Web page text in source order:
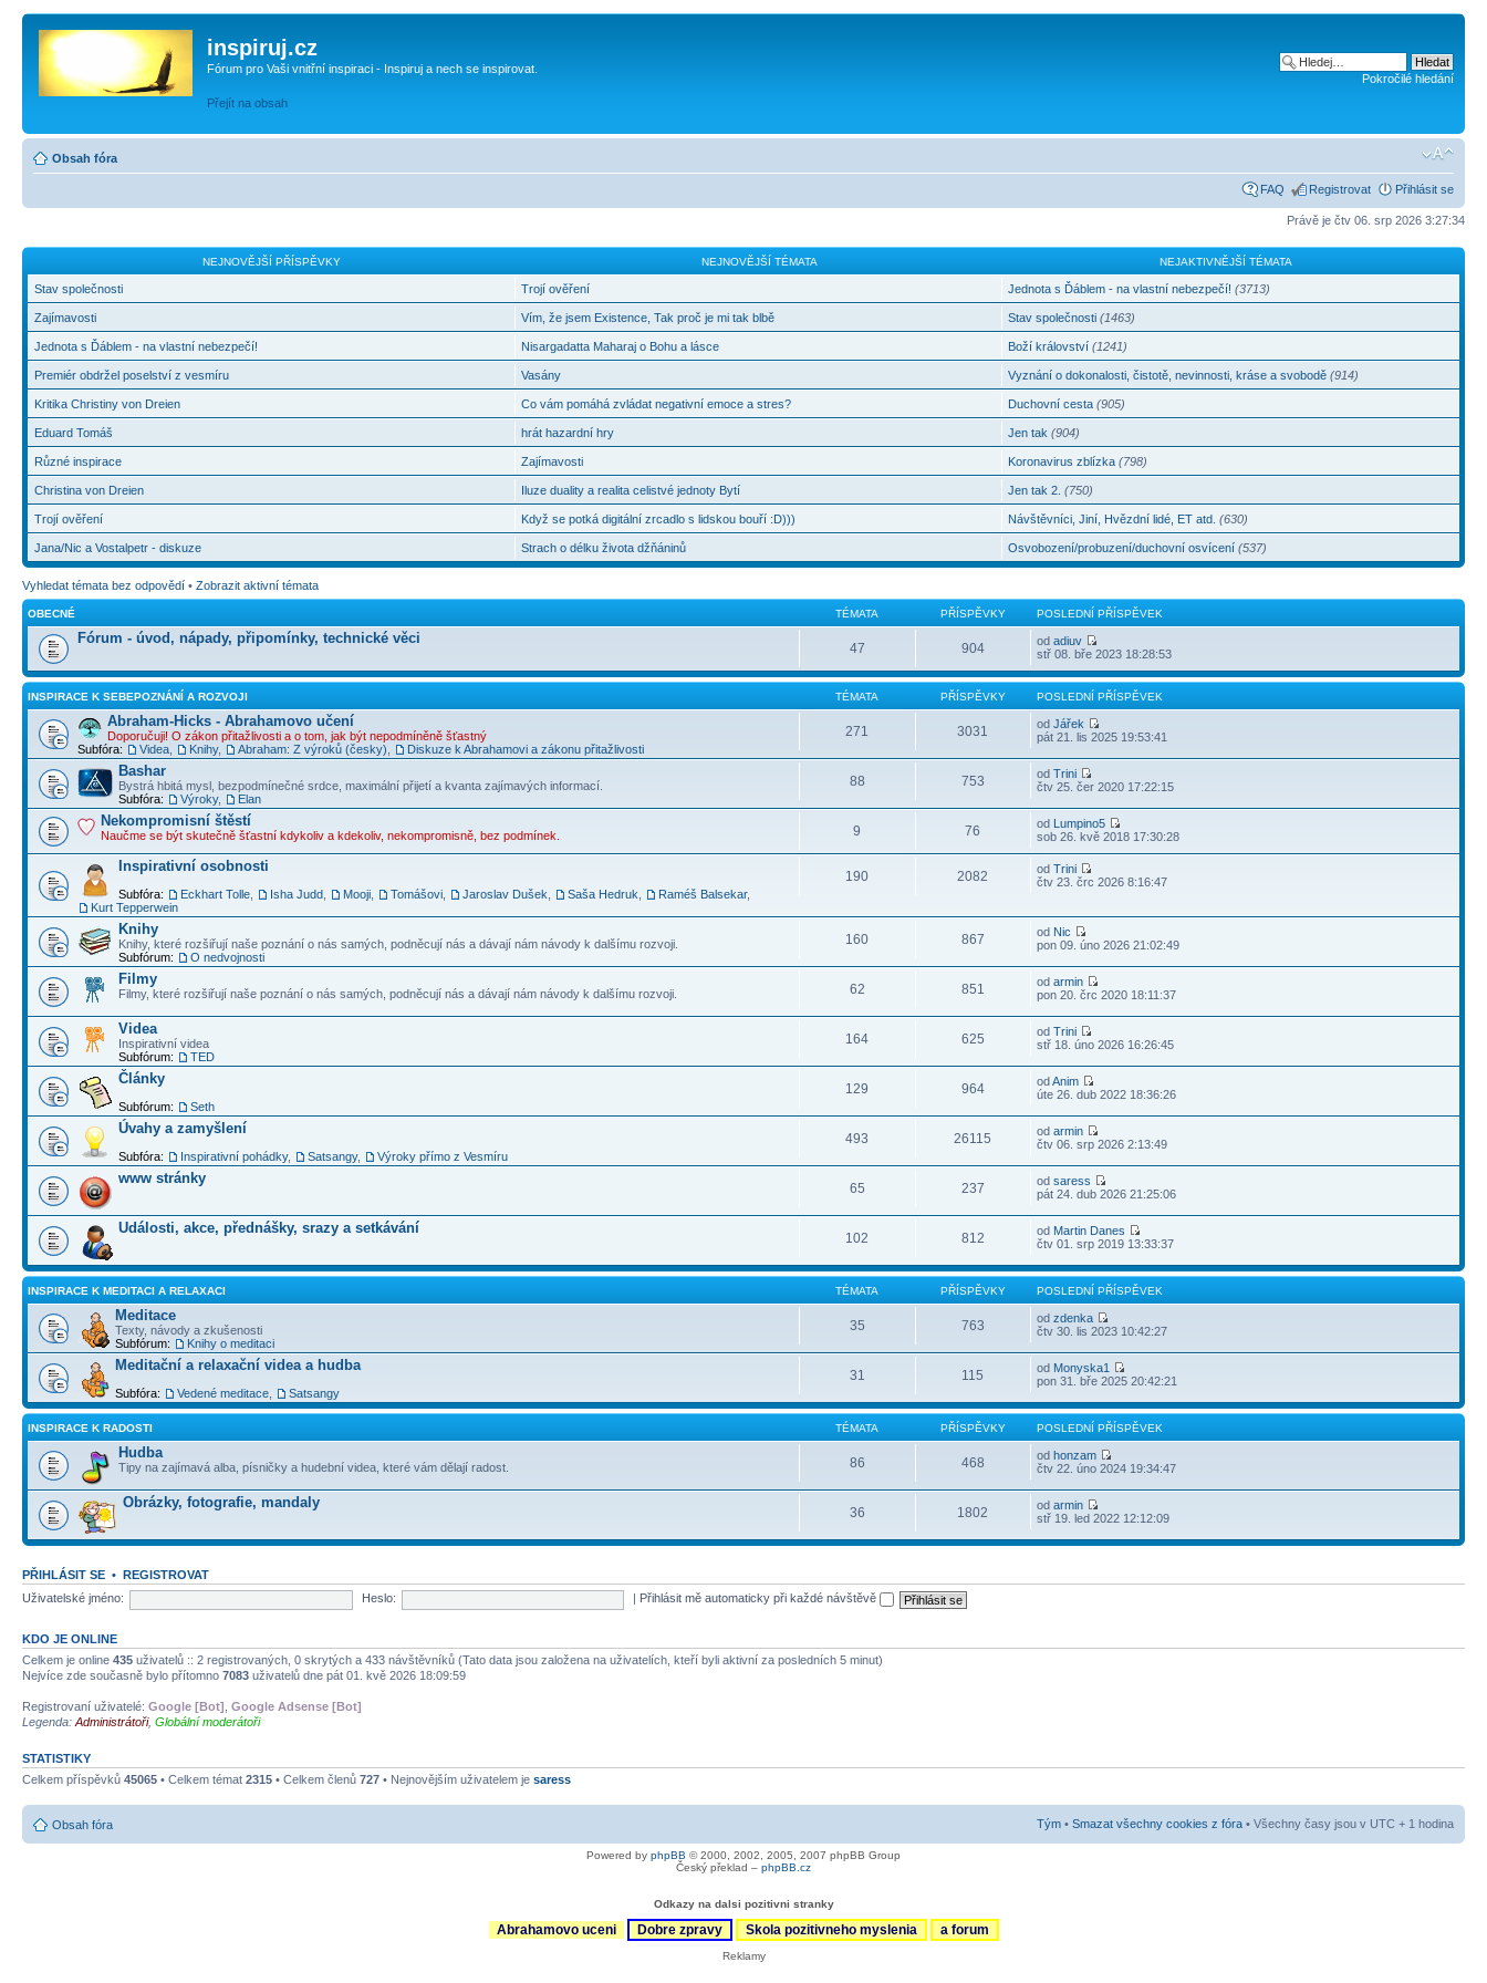
inspiruj.cz
Fórum pro Vaši vnitřní inspiraci - Inspiruj a nech se inspirovat.
Přejít na obsah
Pokročilé hledání
Obsah fóra
FAQ Registrovat Přihlásit se
Právě je čtv 06. srp 2026 3:27:34
NEJNOVĚJŠÍ PŘÍSPĚVKY NEJNOVĚJŠÍ TÉMATA NEJAKTIVNĚJŠÍ TÉMATA
Stav společnosti
Zajímavosti
Jednota s Ďáblem - na vlastní nebezpečí!
Premiér obdržel poselství z vesmíru
Kritika Christiny von Dreien
Eduard Tomáš
Různé inspirace
Christina von Dreien
Trojí ověření
Jana/Nic a Vostalpetr - diskuze
Trojí ověření
Vím, že jsem Existence, Tak proč je mi tak blbě
Nisargadatta Maharaj o Bohu a lásce
Vasány
Co vám pomáhá zvládat negativní emoce a stres?
hrát hazardní hry
Zajímavosti
Iluze duality a realita celistvé jednoty Bytí
Když se potká digitální zrcadlo s lidskou bouří :D)))
Strach o délku života džňáninů
Jednota s Ďáblem - na vlastní nebezpečí! (3713)
Stav společnosti (1463)
Boží království (1241)
Vyznání o dokonalosti, čistotě, nevinnosti, kráse a svobodě (914)
Duchovní cesta (905)
Jen tak (904)
Koronavirus zblízka (798)
Jen tak 2. (750)
Návštěvníci, Jiní, Hvězdní lidé, ET atd. (630)
Osvobození/probuzení/duchovní osvícení (537)
Vyhledat témata bez odpovědí • Zobrazit aktivní témata
OBECNÉ TÉMATA PŘÍSPĚVKY POSLEDNÍ PŘÍSPĚVEK
Fórum - úvod, nápady, připomínky, technické věci
47 904 odadiuv
stř 08. bře 2023 18:28:53
INSPIRACE K SEBEPOZNÁNÍ A ROZVOJI TÉMATA PŘÍSPĚVKY POSLEDNÍ PŘÍSPĚVEK
Abraham-Hicks - Abrahamovo učení
Doporučuji! O zákon přitažlivosti a o tom, jak být nepodmíněně šťastný
Subfóra:
Videa Knihy, Abraham: Z výroků (česky) Diskuze k Abrahamovi a zákonu přitažlivosti
271 3031 odJářek
pát 21. lis 2025 19:53:41
Bashar
Bystrá hbitá mysl, bezpodmínečné srdce, maximální přijetí a kvanta zajímavých informací.
Subfóra:
Výroky, Elan
88 753 odTrini
čtv 25. čer 2020 17:22:15
Nekompromisní štěstí
Naučme se být skutečně šťastní kdykoliv a kdekoliv, nekompromisně, bez podmínek. 9 76 od Lumpino5
sob 26. kvě 2018 17:30:28
Inspirativní osobnosti
Subfóra: Eckhart Tolle Isha Judd Mooji Tomášovi Jaroslav Dušek Saša Hedruk Raméš Balsekar,
Kurt Tepperwein
190 2082 odTrini
čtv 23. črc 2026 8:16:47
Knihy
Knihy, které rozšiřují naše poznání o nás samých, podněcují nás a dávají nám návody k dalšímu rozvoji.
Subfórum:
O nedvojnosti
160 867 od Nic
pon 09. úno 2026 21:02:49
Filmy
Filmy, které rozšiřují naše poznání o nás samých, podněcují nás a dávají nám návody k dalšímu rozvoji. 62 851 odarmin
pon 20. črc 2020 18:11:37
Videa
Inspirativní videa
Subfórum:
TED
164 625 odTrini
stř 18. úno 2026 16:26:45
Články
Subfórum: Seth
129 964 odAnim
úte 26. dub 2022 18:36:26
Úvahy a zamyšlení
Subfóra: Inspirativní pohádky, Satsangy, Výroky přímo z Vesmíru
493 26115 odarmin
čtv 06. srp 2026 2:13:49
www stránky
65 237 odsaress
pát 24. dub 2026 21:25:06
Události, akce, přednášky, srazy a setkávání
102 812 od Martin Danes
čtv 01. srp 2019 13:33:37
INSPIRACE K MEDITACI A RELAXACI TÉMATA PŘÍSPĚVKY POSLEDNÍ PŘÍSPĚVEK
Meditace
Texty, návody a zkušenosti
Subfórum:
Knihy o meditaci
35 763 odzdenka
čtv 30. lis 2023 10:42:27
Meditační a relaxační videa a hudba
Subfóra: Vedené meditace Satsangy
31 115 od Monyska1
pon 31. bře 2025 20:42:21
INSPIRACE K RADOSTI TÉMATA PŘÍSPĚVKY POSLEDNÍ PŘÍSPĚVEK
Hudba
Tipy na zajímavá alba, písničky a hudební videa, které vám dělají radost. 86 468 odhonzam
čtv 22. úno 2024 19:34:47
Obrázky, fotografie, mandaly
36 1802 odarmin
stř 19. led 2022 12:12:09
PŘIHLÁSIT SE • REGISTROVAT
Uživatelské jméno:
Heslo: Přihlásit mě automaticky při každé návštěvě
KDO JE ONLINE
Celkem je online 435 uživatelů :: 2 registrovaných, 0 skrytých a 433 návštěvníků (Tato data jsou založena na uživatelích, kteří byli aktivní za posledních 5 minut)
Nejvíce zde současně bylo přítomno 7083 uživatelů dne pát 01. kvě 2026 18:09:59
Registrovaní uživatelé: Google [Bot] Google Adsense [Bot]
Legenda: Administrátoři, Globální moderátoři
STATISTIKY
Celkem příspěvků 45065 • Celkem témat 2315 • Celkem členů 727 • Nejnovějším uživatelem je saress
Obsah fóra Tým • Smazat všechny cookies z fóra • Všechny časy jsou v UTC + 1 hodina
Powered by phpBB © 2000, 2002, 2005, 2007 phpBB Group
Český překlad – phpBB.cz
Odkazy na dalsi pozitivni stranky
Abrahamovo uceni Dobre zpravy Skola pozitivneho myslenia a forum
Reklamy